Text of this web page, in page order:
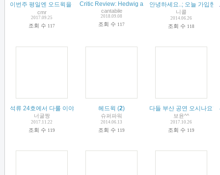
이번주 평일엔 오드윅을 볼 수 없다니ㅠ (18)
cmr
2017.09.25
조회 수 117
Critic Review: Hedwig and the Angry Inch – The
cantabile
2018.09.08
조회 수 117
안녕하세요..; 오늘 가입한
니콜
2014.06.26
조회 수 118
석류 24호에서 다룰 이야기는.... 8)
너굴짱
2017.11.22
조회 수 119
헤드윅 (2)
슈퍼파워
2014.06.13
조회 수 119
다들 부산 공연 오시나요??
보윤^^
2017.10.26
조회 수 119